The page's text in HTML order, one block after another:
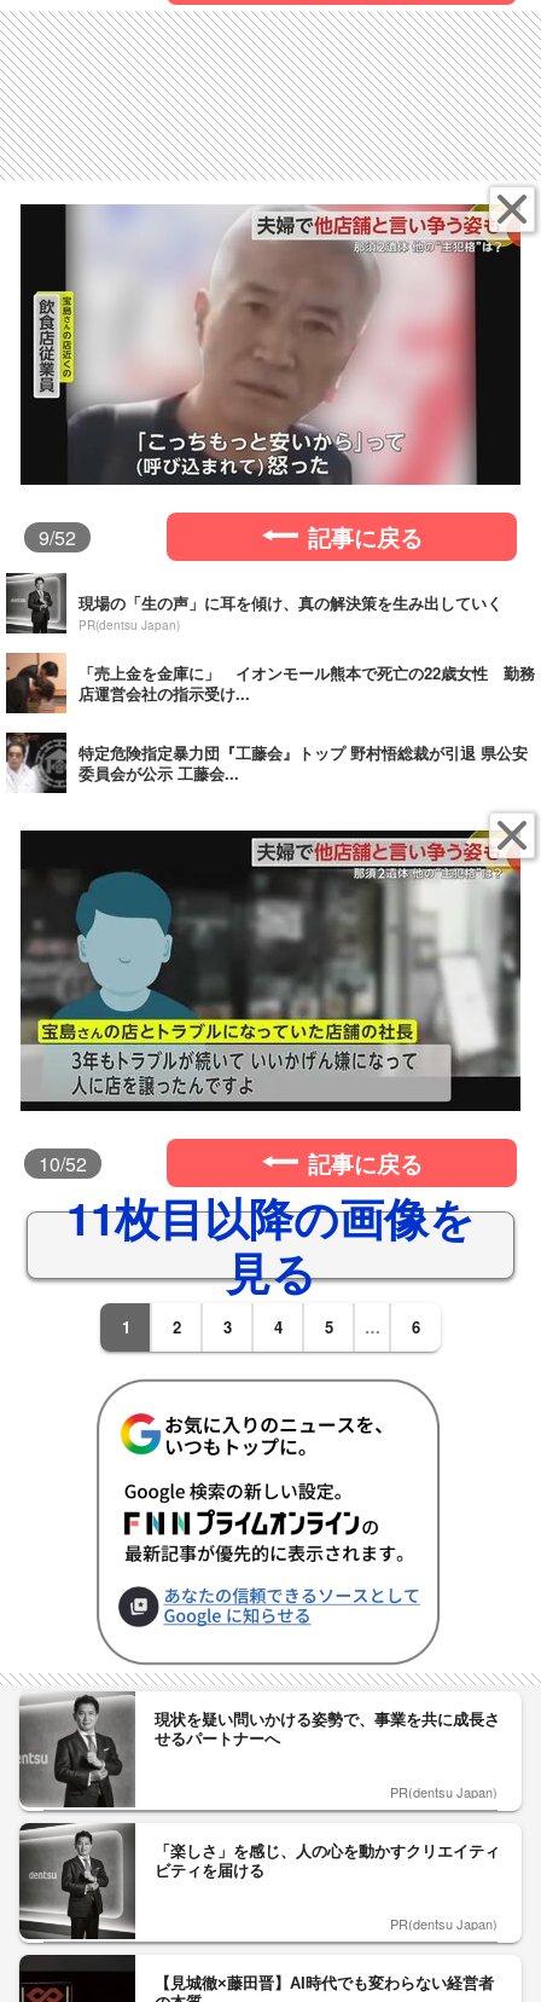
9/52 記事に戻る
現場の「生の声」に耳を傾け、真の解決策を生み出していく
PR(dentsu Japan)
「売上金を金庫に」 イオンモール熊本で死亡の22歳女性 勤務
店運営会社の指示受け...
特定危険指定暴力団『工藤会』トップ 野村悟総裁が引退 県公安
委員会が公示 工藤会...
10/52 記事に戻る
11枚目以降の画像を
見る
1 2 3 4 5 … 6
現状を疑い問いかける姿勢で、事業を共に成長さ
せるパートナーへ
PR(dentsu Japan)
「楽しさ」を感じ、人の心を動かすクリエイティ
ビティを届ける
PR(dentsu Japan)
【見城徹×藤田晋】AI時代でも変わらない経営者